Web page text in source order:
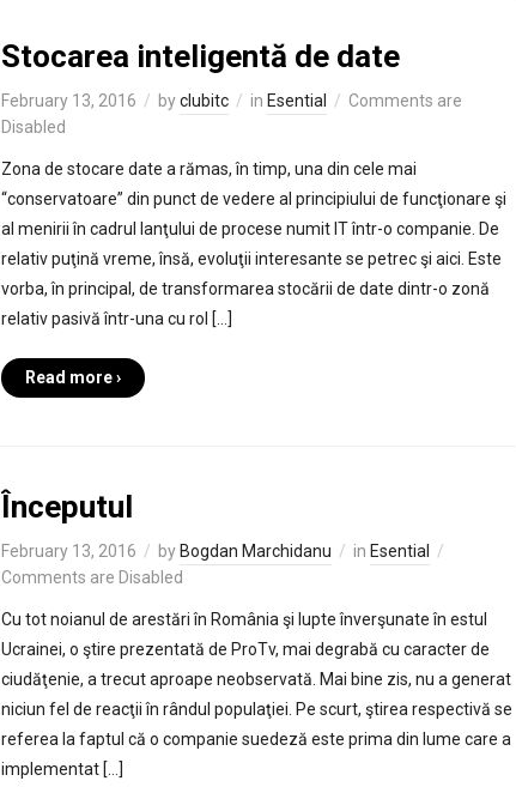
Stocarea inteligentă de date
February 13, 2016 byclubitc in Esential
Comments are
Disabled
Zona de stocare date a rămas, în timp, una din cele mai
“conservatoare” din punct de vedere al principiului de funcţionare şi
al menirii în cadrul lanţului de procese numit IT într-o companie. De
relativ puţină vreme, însă, evoluţii interesante se petrec şi aici. Este
vorba, în principal, de transformarea stocării de date dintr-o zonă
relativ pasivă într-una cu rol […]
Read more ›
Începutul
February 13, 2016 by Bogdan Marchidanu in Esential
Comments are Disabled
Cu tot noianul de arestări în România şi lupte înverşunate în estul
Ucrainei, o ştire prezentată de ProTv, mai degrabă cu caracter de
ciudăţenie, a trecut aproape neobservată. Mai bine zis, nu a generat
niciun fel de reacţii în rândul populaţiei. Pe scurt, ştirea respectivă se
referea la faptul că o companie suedeză este prima din lume care a
implementat […]